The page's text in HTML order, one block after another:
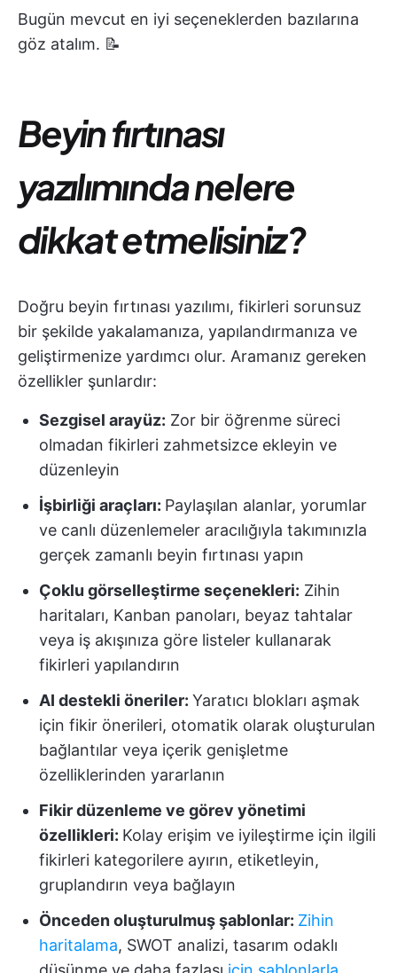
Bugün mevcut en iyi seçeneklerden bazılarına
göz atalım. 📝
Beyin fırtınası
yazılımında nelere
dikkat etmelisiniz?
Doğru beyin fırtınası yazılımı, fikirleri sorunsuz
bir şekilde yakalamanıza, yapılandırmanıza ve
geliştirmenize yardımcı olur. Aramanız gereken
özellikler şunlardır:
Sezgisel arayüz: Zor bir öğrenme süreci
olmadan fikirleri zahmetsizce ekleyin ve
düzenleyin
İşbirliği araçları: Paylaşılan alanlar, yorumlar
ve canlı düzenlemeler aracılığıyla takımınızla
gerçek zamanlı beyin fırtınası yapın
Çoklu görselleştirme seçenekleri: Zihin
haritaları, Kanban panoları, beyaz tahtalar
veya iş akışınıza göre listeler kullanarak
fikirleri yapılandırın
AI destekli öneriler: Yaratıcı blokları aşmak
için fikir önerileri, otomatik olarak oluşturulan
bağlantılar veya içerik genişletme
özelliklerinden yararlanın
Fikir düzenleme ve görev yönetimi
özellikleri: Kolay erişim ve iyileştirme için ilgili
fikirleri kategorilere ayırın, etiketleyin,
gruplandırın veya bağlayın
Önceden oluşturulmuş şablonlar: Zihin
haritalama, SWOT analizi, tasarım odaklı